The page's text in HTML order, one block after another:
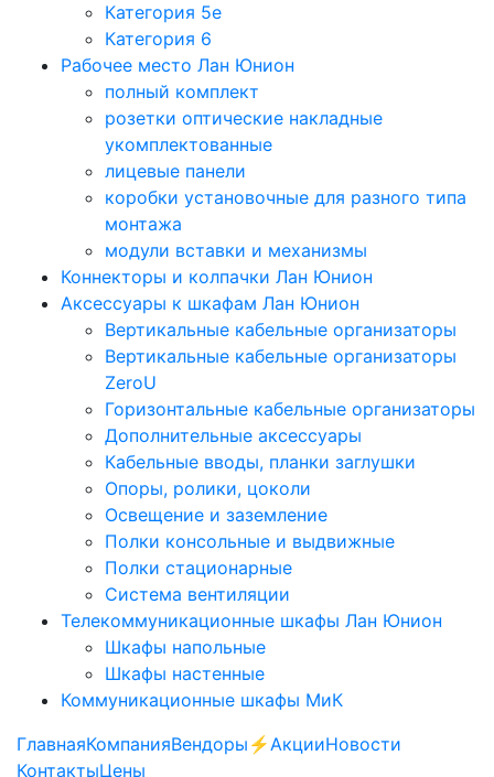
Категория 5e
Категория 6
Рабочее место Лан Юнион
полный комплект
розетки оптические накладные
укомплектованные
лицевые панели
коробки установочные для разного типа
монтажа
модули вставки и механизмы
Коннекторы и колпачки Лан Юнион
Аксессуары к шкафам Лан Юнион
Вертикальные кабельные организаторы
Вертикальные кабельные организаторы
ZeroU
Горизонтальные кабельные организаторы
Дополнительные аксессуары
Кабельные вводы, планки заглушки
Опоры, ролики, цоколи
Освещение и заземление
Полки консольные и выдвижные
Полки стационарные
Система вентиляции
Телекоммуникационные шкафы Лан Юнион
Шкафы напольные
Шкафы настенные
Коммуникационные шкафы МиК
ГлавнаяКомпанияВендоры ⚡️АкцииНовости
КонтактыЦены